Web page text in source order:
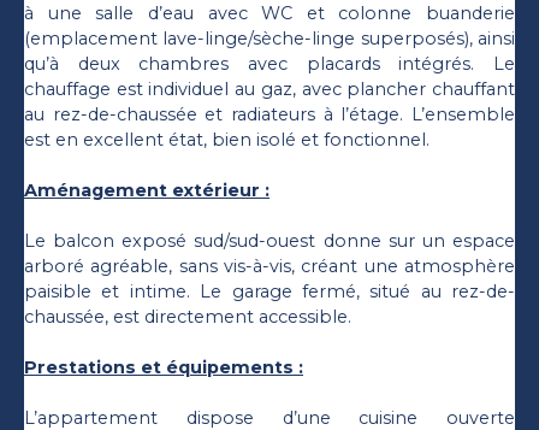
à une salle d’eau avec WC et colonne buanderie
(emplacement lave-linge/sèche-linge superposés), ainsi
qu’à deux chambres avec placards intégrés. Le
chauffage est individuel au gaz, avec plancher chauffant
au rez-de-chaussée et radiateurs à l’étage. L’ensemble
est en excellent état, bien isolé et fonctionnel.
Aménagement extérieur :
Le balcon exposé sud/sud-ouest donne sur un espace
arboré agréable, sans vis-à-vis, créant une atmosphère
paisible et intime. Le garage fermé, situé au rez-de-
chaussée, est directement accessible.
Prestations et équipements :
L’appartement dispose d’une cuisine ouverte